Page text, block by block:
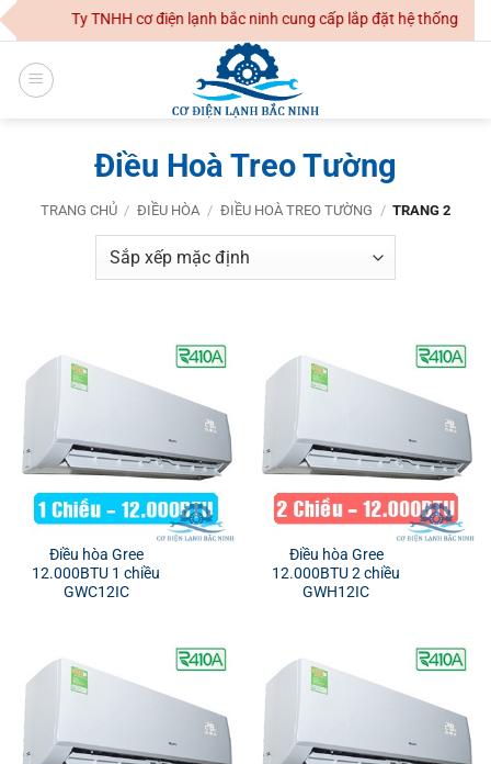
Skip
to
content
Công Ty TNHH cơ điện lạnh bắc ninh cung cấp lắp đặt hệ thống điều
Điều Hoà Treo Tường
TRANG CHỦ / ĐIỀU HÒA / ĐIỀU HOÀ TREO TƯỜNG / TRANG 2
Điều hòa Gree
12.000BTU 1 chiều
GWC12IC
Điều hòa Gree
12.000BTU 2 chiều
GWH12IC